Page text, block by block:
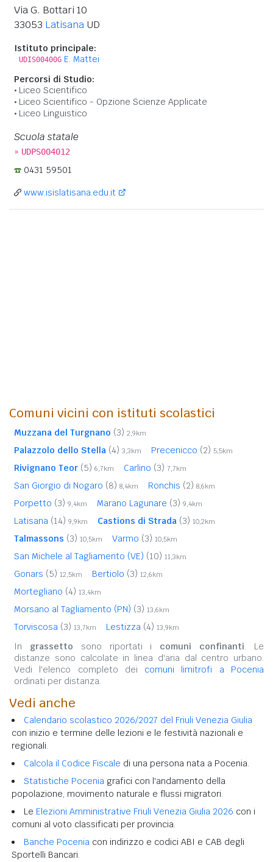
Via G. Bottari 10
33053 Latisana UD
Istituto principale:
UDIS00400G E. Mattei
Percorsi di Studio:
Liceo Scientifico
Liceo Scientifico - Opzione Scienze Applicate
Liceo Linguistico
Scuola statale
» UDPS004012
0431 59501
www.isislatisana.edu.it
Comuni vicini con istituti scolastici
Muzzana del Turgnano (3) 2,9km
Palazzolo dello Stella (4) 3,3km Precenicco (2) 5,5km
Rivignano Teor (5) 6,7km Carlino (3) 7,7km
San Giorgio di Nogaro (8) 8,4km Ronchis (2) 8,6km
Porpetto (3) 9,4km Marano Lagunare (3) 9,4km
Latisana (14) 9,9km Castions di Strada (3) 10,2km
Talmassons (3) 10,5km Varmo (3) 10,5km
San Michele al Tagliamento (VE) (10) 11,3km
Gonars (5) 12,5km Bertiolo (3) 12,6km
Mortegliano (4) 13,4km
Morsano al Tagliamento (PN) (3) 13,6km
Torviscosa (3) 13,7km Lestizza (4) 13,9km
In grassetto sono riportati i comuni confinanti. Le
distanze sono calcolate in linea d'aria dal centro urbano.
Vedi l'elenco completo dei comuni limitrofi a Pocenia
ordinati per distanza.
Vedi anche
Calendario scolastico 2026/2027 del Friuli Venezia Giulia
con inizio e termine delle lezioni e le festività nazionali e
regionali.
Calcola il Codice Fiscale di una persona nata a Pocenia.
Statistiche Pocenia grafici con l'andamento della
popolazione, movimento naturale e flussi migratori.
Le Elezioni Amministrative Friuli Venezia Giulia 2026 con i
comuni al voto classificati per provincia.
Banche Pocenia con indirizzo e codici ABI e CAB degli
Sportelli Bancari.